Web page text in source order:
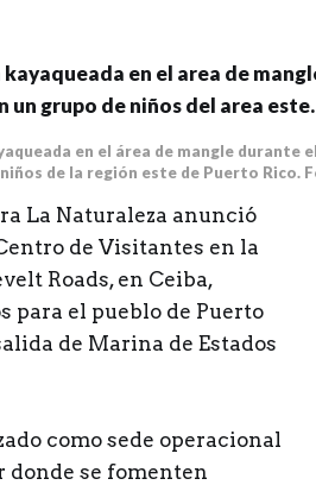
en el área de mangle durante
de la región este de Puerto Rico.
La Naturaleza anunció
de Visitantes en la
Roads, en Ceiba,
para el pueblo de Puerto
de Marina de Estados
como sede operacional
donde se fomenten